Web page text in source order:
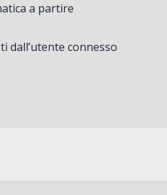
a partire
dall’utente connesso